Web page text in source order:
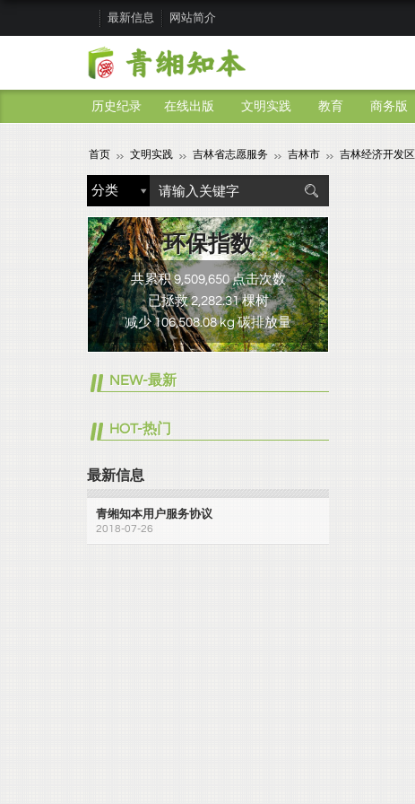
最新信息 网站简介
历史纪录 在线出版 文明实践 教育 商务版
首页 文明实践 吉林省志愿服务 吉林市 吉林经济开发区
环保指数
共累积 9,509,650 点击次数
已拯救 2,282.31 棵树
减少 106,508.08 kg 碳排放量
NEW-最新
HOT-热门
最新信息
青缃知本用户服务协议
2018-07-26